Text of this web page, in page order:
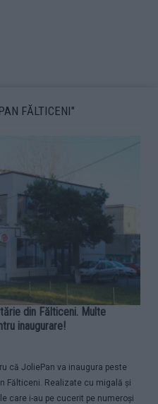
FĂLTICENI"
din Fălticeni. Multe
inaugurare!
că JoliePan va inaugura peste
Fălticeni. Realizate cu migală și
care i-au pe cucerit pe numeroși